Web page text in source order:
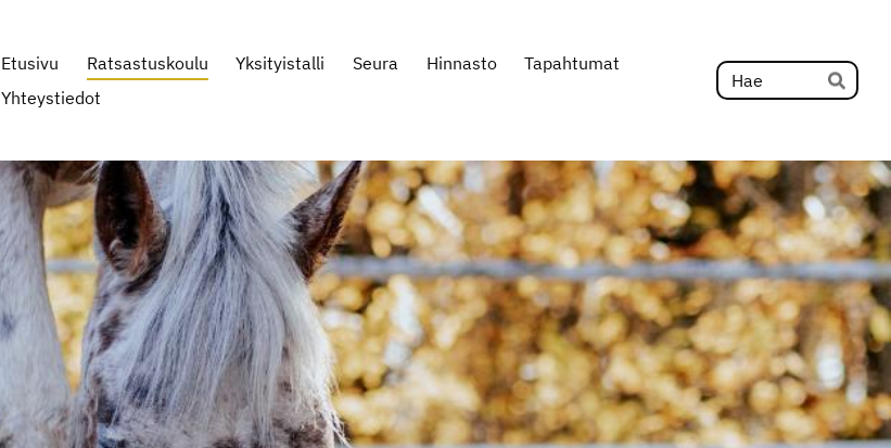
Etusivu Ratsastuskoulu Yksityistalli Seura Hinnasto
Tapahtumat
Yhteystiedot
Hae